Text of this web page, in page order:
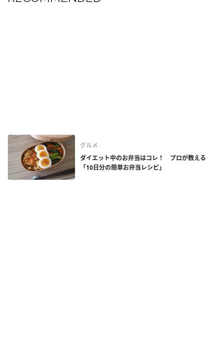
グルメ
ダイエット中のお弁当はコレ！ プロが教える
「10日分の簡単お弁当レシピ」